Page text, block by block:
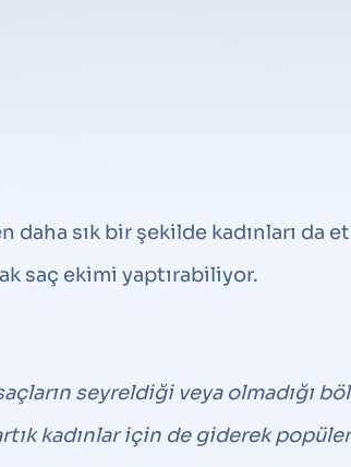
sık bir şekilde kadınları da
saç ekimi yaptırabiliyor.
seyreldiği veya olmadığı
kadınlar için de giderek